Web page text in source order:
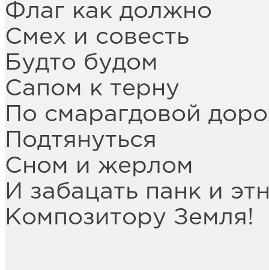
Флаг как должно
Смех и совесть
Будто будом
Сапом к терну
По смарагдовой
Подтянуться
Сном и жерлом
И забацать панк и
Композитору Земля!